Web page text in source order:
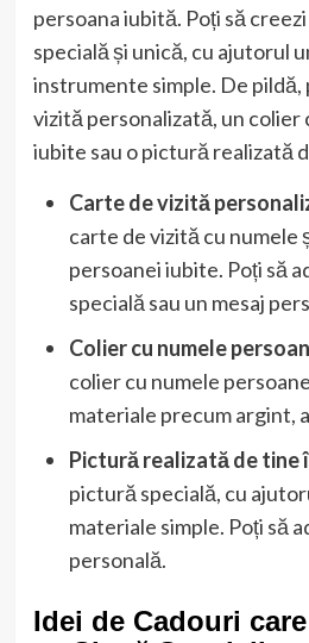
persoana iubită. Poți să
specială și unică, cu ajutorul
instrumente simple. De pildă,
vizită personalizată, un colier
iubite sau o pictură realizată
Carte de vizită
carte de vizită cu numele
persoanei iubite. Poți să
specială sau un mesaj
Colier cu numele
colier cu numele
materiale precum argint,
Pictură realizată de tine
pictură specială, cu
materiale simple. Poți să
personală.
Idei de Cadouri